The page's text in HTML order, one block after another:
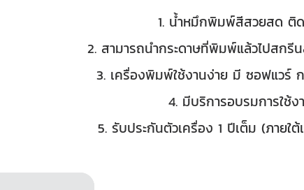
1. น้ำหมึกพิมพ์สีสวยสด ติ
2. สามารถนำกระดาษที่พิมพ์แล้วไปสกรี
3. เครื่องพิมพ์ใช้งานง่าย มี ซอฟแวร์
4. มีบริการอบรมการใช้ง
5. รับประกันตัวเครื่อง 1 ปีเต็ม (ภายใ